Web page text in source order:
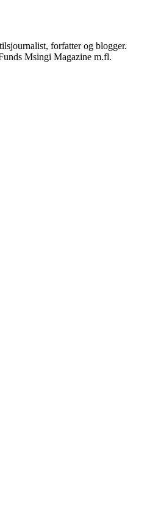
forfatter og blogger.
Msingi Magazine m.fl.